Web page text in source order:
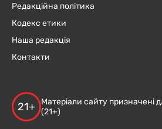
Редакційна політика
Кодекс етики
Наша редакція
Контакти
21+
Матеріали сайту призначені
(21+)